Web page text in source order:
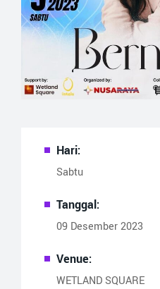
Hari:
Sabtu
Tanggal:
09 Desember 2023
Venue:
WETLAND SQUARE